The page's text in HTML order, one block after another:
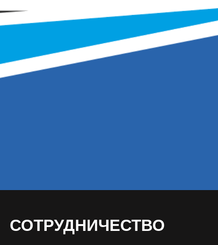
СОТРУДНИЧЕСТВО